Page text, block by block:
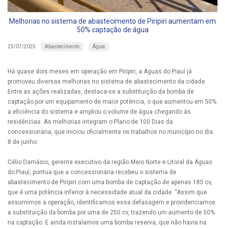
Melhorias no sistema de abastecimento de Piripiri aumentam em
50% captação de água
23/07/2025 Abastecimento Água
Há quase dois meses em operação em Piripiri, a Águas do Piauí já
promoveu diversas melhorias no sistema de abastecimento da cidade.
Entre as ações realizadas, destaca-se a substituição da bomba de
captação por um equipamento de maior potência, o que aumentou em 50%
a eficiência do sistema e ampliou o volume de água chegando às
residências. As melhorias integram o Plano de 100 Dias da
concessionária, que iniciou oficialmente os trabalhos no município no dia
8 de junho.
Célio Damásio, gerente executivo da região Meio Norte e Litoral da Águas
do Piauí, pontua que a concessionária recebeu o sistema de
abastecimento de Piripiri com uma bomba de captação de apenas 185 cv,
que é uma potência inferior à necessidade atual da cidade. “Assim que
assumimos a operação, identificamos essa defasagem e providenciamos
a substituição da bomba por uma de 250 cv, trazendo um aumento de 50%
na captação. E ainda instalamos uma bomba reserva, que não havia na